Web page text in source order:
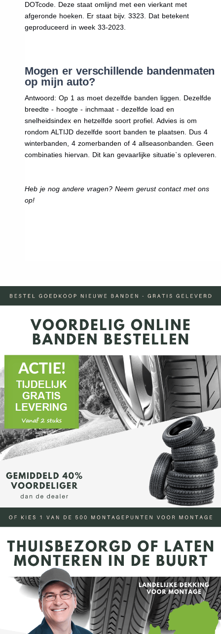
DOTcode. Deze staat omlijnd met een vierkant met
afgeronde hoeken. Er staat bijv. 3323. Dat betekent
geproduceerd in week 33-2023.
Mogen er verschillende bandenmaten
op mijn auto?
Antwoord: Op 1 as moet dezelfde banden liggen. Dezelfde
breedte - hoogte - inchmaat - dezelfde load en
snelheidsindex en hetzelfde soort profiel. Advies is om
rondom ALTIJD dezelfde soort banden te plaatsen. Dus 4
winterbanden, 4 zomerbanden of 4 allseasonbanden. Geen
combinaties hiervan. Dit kan gevaarlijke situatie`s opleveren.
Heb je nog andere vragen? Neem gerust contact met ons
op!